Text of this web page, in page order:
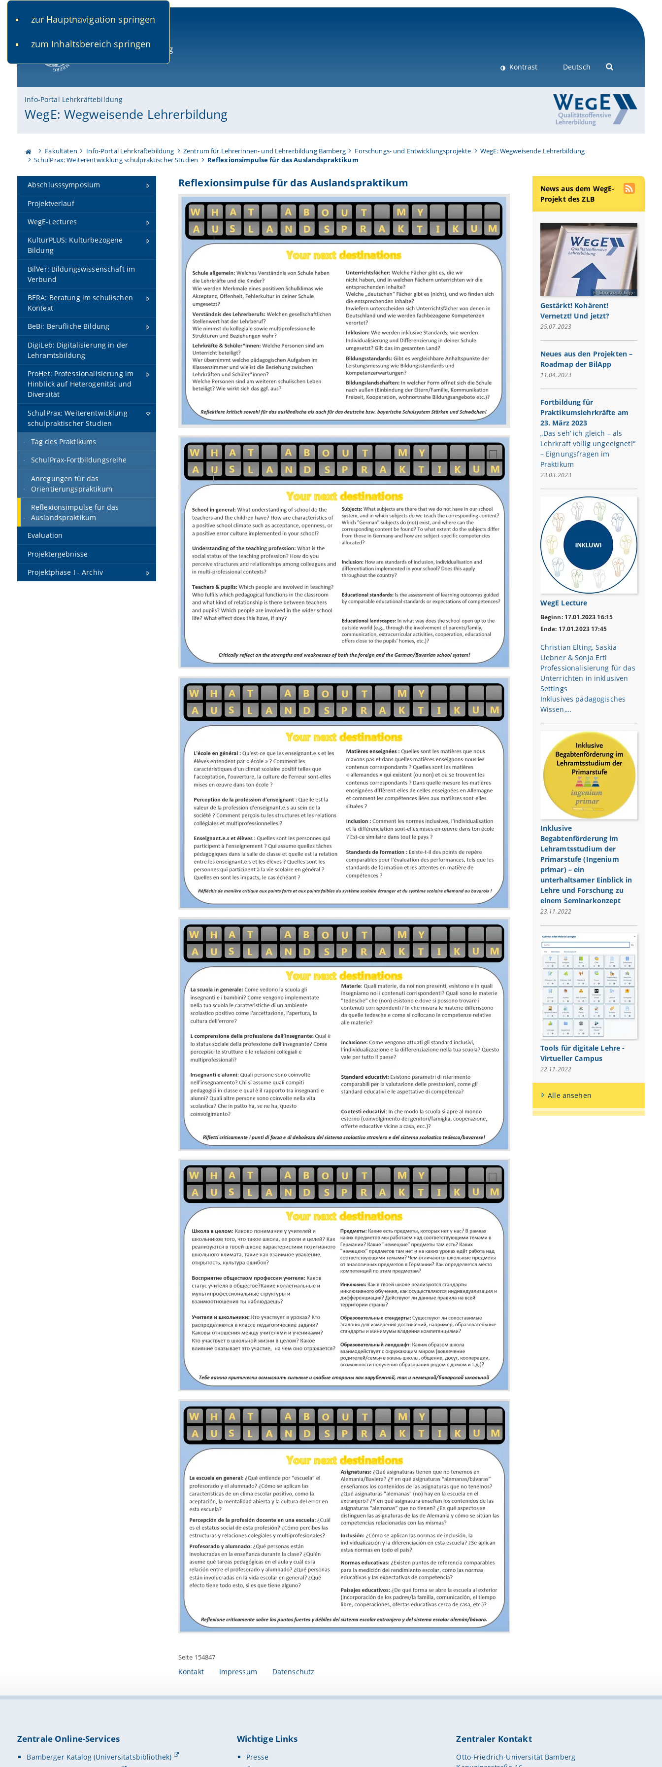
zur Hauptnavigation springen
zum Inhaltsbereich springen
Kontrast Deutsch
Info-Portal Lehrkräftebildung
WegE: Wegweisende Lehrerbildung
Fakultäten Info-Portal Lehrkräftebildung Zentrum für Lehrerinnen- und Lehrerbildung Bamberg Forschungs- und Entwicklungsprojekte
WegE: Wegweisende Lehrerbildung
SchulPrax: Weiterentwicklung schulpraktischer Studien
Reflexionsimpulse für das Auslandspraktikum
Abschlusssymposium
Projektverlauf
WegE-Lectures
KulturPLUS: Kulturbezogene
Bildung
BilVer: Bildungswissenschaft im
Verbund
BERA: Beratung im schulischen
Kontext
BeBi: Berufliche Bildung
DigiLeb: Digitalisierung in der
Lehramtsbildung
ProHet: Professionalisierung im
Hinblick auf Heterogenität und
Diversität
SchulPrax: Weiterentwicklung
schulpraktischer Studien
Tag des Praktikums
SchulPrax-Fortbildungsreihe
Anregungen für das
Orientierungspraktikum
Reflexionsimpulse für das
Auslandspraktikum
Evaluation
Projektergebnisse
Projektphase I - Archiv
Reflexionsimpulse für das Auslandspraktikum
News aus dem WegE-
Projekt des ZLB
Christoph Lilge
Gestärkt! Kohärent!
Vernetzt! Und jetzt?
25.07.2023
Neues aus den Projekten –
Roadmap der BilApp
11.04.2023
Fortbildung für
Praktikumslehrkräfte am
23. März 2023
„Das seh‘ ich gleich – als
Lehrkraft völlig ungeeignet!“
– Eignungsfragen im
Praktikum
23.03.2023
WegE Lecture
Beginn: 17.01.2023 16:15
Ende: 17.01.2023 17:45
Christian Elting, Saskia
Liebner & Sonja Ertl
Professionalisierung für das
Unterrichten in inklusiven
Settings
Inklusives pädagogisches
Wissen,…
Inklusive
Begabtenförderung im
Lehramtsstudium der
Primarstufe (Ingenium
primar) – ein
unterhaltsamer Einblick in
Lehre und Forschung zu
einem Seminarkonzept
23.11.2022
Tools für digitale Lehre -
Virtueller Campus
22.11.2022
Alle ansehen
Seite 154847
Kontakt Impressum Datenschutz
Zentrale Online-Services
Bamberger Katalog (Universitätsbibliothek)
Wichtige Links
Presse
Zentraler Kontakt
Otto-Friedrich-Universität Bamberg